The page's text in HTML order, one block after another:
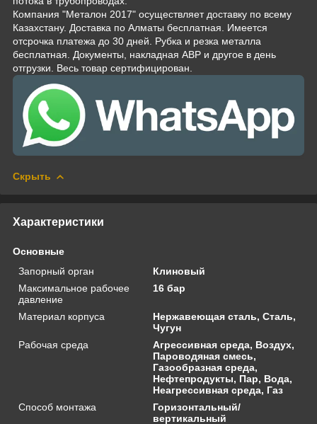
Компания "Металон 2017" осуществляет доставку по всему
Казахстану. Доставка по Алматы бесплатная. Имеется
отсрочка платежа до 30 дней. Рубка и резка металла
бесплатная. Документы, накладная АВР и другое в день
отгрузки. Весь товар сертифицирован.
Скрыть
Характеристики
Основные
Запорный орган
Клиновый
Максимальное рабочее
давление
16 бар
Материал корпуса
Нержавеющая сталь, Сталь,
Чугун
Рабочая среда
Агрессивная среда, Воздух,
Пароводяная смесь,
Газообразная среда,
Нефтепродукты, Пар, Вода,
Неагрессивная среда, Газ
Способ монтажа
Горизонтальный/
вертикальный